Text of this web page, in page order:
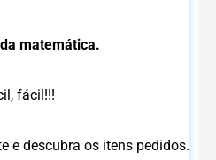
matemática.
fácil!!!
e descubra os itens pedidos.